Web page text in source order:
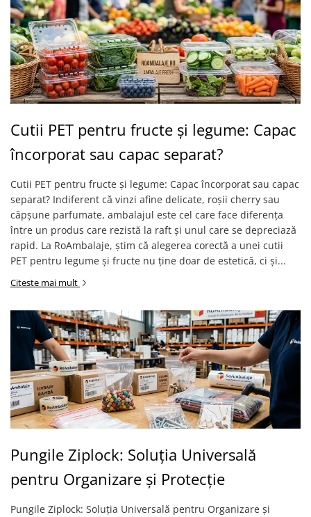
Cutii PET pentru fructe și legume: Capac
încorporat sau capac separat?
Cutii PET pentru fructe și legume: Capac încorporat sau capac
separat? Indiferent că vinzi afine delicate, roșii cherry sau
căpșune parfumate, ambalajul este cel care face diferența
între un produs care rezistă la raft și unul care se depreciază
rapid. La RoAmbalaje, știm că alegerea corectă a unei cutii
PET pentru legume și fructe nu ține doar de estetică, ci și...
Citeste mai mult
Pungile Ziplock: Soluția Universală
pentru Organizare și Protecție
Pungile Ziplock: Soluția Universală pentru Organizare și